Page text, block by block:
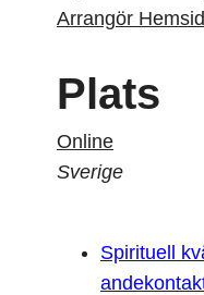
Plats
Online
Sverige
Arrangör
Spirituell